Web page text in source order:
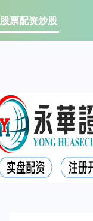
股票配资炒股